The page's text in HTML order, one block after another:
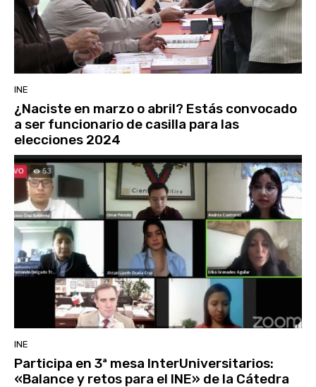
INE
¿Naciste en marzo o abril? Estás convocado
a ser funcionario de casilla para las
elecciones 2024
INE
Participa en 3ª mesa InterUniversitarios:
«Balance y retos para el INE» de la Cátedra